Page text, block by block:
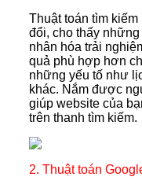
Thuật toán tìm
đổi, cho thấy
nhân hóa trải
quả phù hợp hơn
những yếu tố như
khác. Nắm được
giúp website của
trên thanh tìm kiếm.
2. Thuật toán